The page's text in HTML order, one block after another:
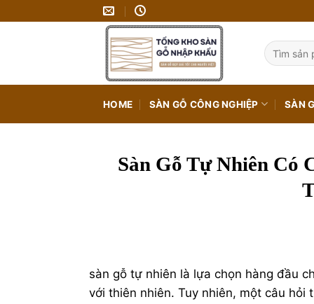
Tìm
kiếm:
HOME SÀN GỖ CÔNG NGHIỆP SÀN
Sàn Gỗ Tự Nhiên Có
sàn gỗ tự nhiên là lựa chọn hàng đầu
với thiên nhiên. Tuy nhiên, một câu